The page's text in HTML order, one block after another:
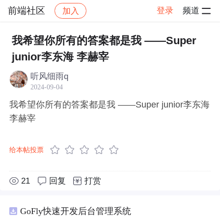
前端社区 加入 登录 频道
社区 前端社区 感慨 帖子详情
我希望你所有的答案都是我 ——Super
junior李东海 李赫宰
听风细雨q
2024-09-04
我希望你所有的答案都是我 ——Super junior李东海
李赫宰
给本帖投票
21 回复 打赏
GoFly快速开发后台管理系统